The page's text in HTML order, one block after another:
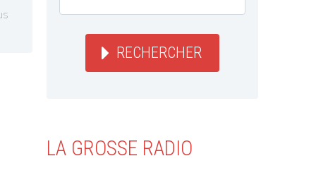
RECHERCHER
LA GROSSE RADIO